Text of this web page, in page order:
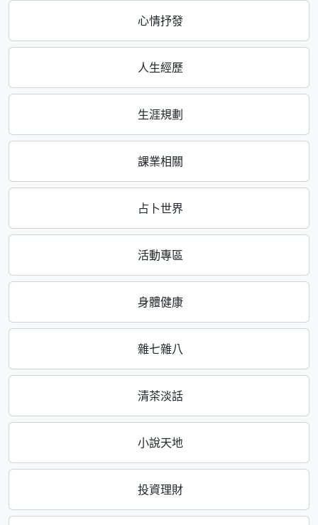
心情抒發
人生經歷
生涯規劃
課業相關
占卜世界
活動專區
身體健康
雜七雜八
清茶淡話
小說天地
投資理財